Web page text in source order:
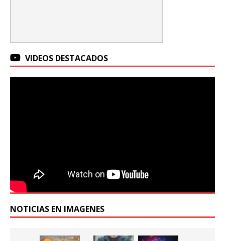
VIDEOS DESTACADOS
NOTICIAS EN IMAGENES